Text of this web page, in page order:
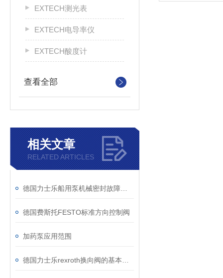
EXTECH测光表
EXTECH电导率仪
EXTECH酸度计
查看全部
相关文章
RELATED ARTICLES
德国费斯托FESTO标准方向控制阀
加药泵应用范围